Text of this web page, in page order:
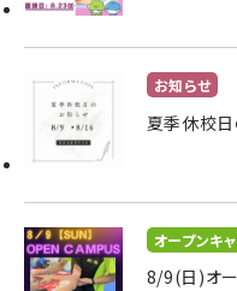
お知らせ
夏季休校
オープンキ
8/9(日)オー